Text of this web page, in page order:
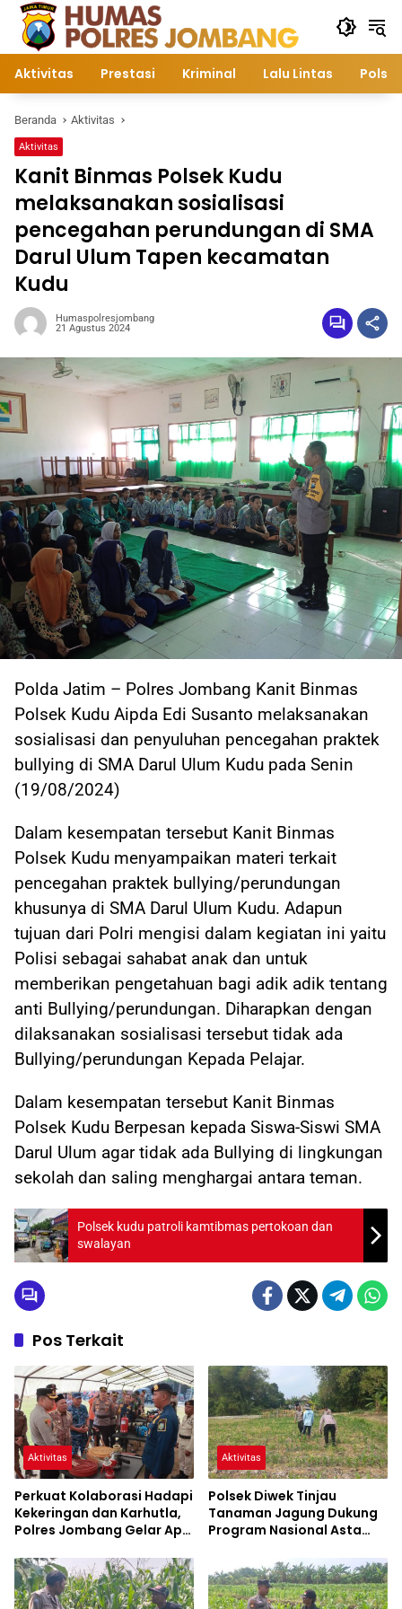
Langsung
konten
Aktivitas Prestasi Kriminal Lalu Lintas
Beranda Aktivitas
Aktivitas
Kanit Binmas Polsek Kudu
melaksanakan sosialisasi
pencegahan perundungan di SMA
Darul Ulum Tapen kecamatan
Kudu
Humaspolresjombang
21 Agustus 2024
Polda Jatim – Polres Jombang Kanit Binmas
Polsek Kudu Aipda Edi Susanto melaksanakan
sosialisasi dan penyuluhan pencegahan praktek
bullying di SMA Darul Ulum Kudu pada Senin
(19/08/2024)
Dalam kesempatan tersebut Kanit Binmas
Polsek Kudu menyampaikan materi terkait
pencegahan praktek bullying/perundungan
khusunya di SMA Darul Ulum Kudu. Adapun
tujuan dari Polri mengisi dalam kegiatan ini yaitu
Polisi sebagai sahabat anak dan untuk
memberikan pengetahuan bagi adik adik tentang
anti Bullying/perundungan. Diharapkan dengan
dilaksanakan sosialisasi tersebut tidak ada
Bullying/perundungan Kepada Pelajar.
Dalam kesempatan tersebut Kanit Binmas
Polsek Kudu Berpesan kepada Siswa-Siswi SMA
Darul Ulum agar tidak ada Bullying di lingkungan
sekolah dan saling menghargai antara teman.
Polsek kudu patroli kamtibmas pertokoan dan
swalayan
Pos Terkait
Aktivitas
Perkuat Kolaborasi Hadapi
Kekeringan dan Karhutla,
Polres Jombang Gelar Apel
Aktivitas
Polsek Diwek Tinjau
Tanaman Jagung Dukung
Program Nasional Asta